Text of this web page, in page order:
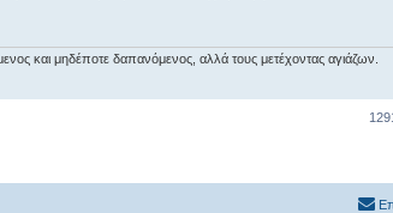
και μηδέποτε δαπανόμενος, αλλά τους μετέχοντας αγιάζων.